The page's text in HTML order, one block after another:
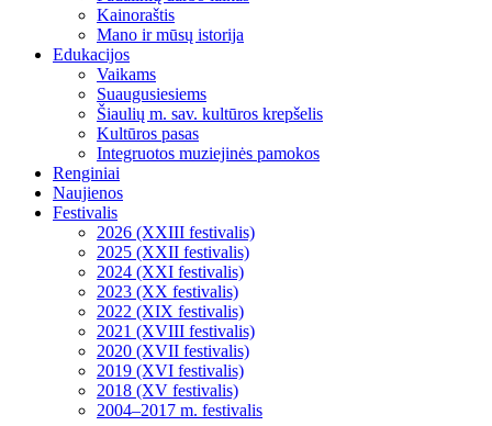
Kainoraštis
Mano ir mūsų istorija
Edukacijos
Vaikams
Suaugusiesiems
Šiaulių m. sav. kultūros krepšelis
Kultūros pasas
Integruotos muziejinės pamokos
Renginiai
Naujienos
Festivalis
2026 (XXIII festivalis)
2025 (XXII festivalis)
2024 (XXI festivalis)
2023 (XX festivalis)
2022 (XIX festivalis)
2021 (XVIII festivalis)
2020 (XVII festivalis)
2019 (XVI festivalis)
2018 (XV festivalis)
2004–2017 m. festivalis